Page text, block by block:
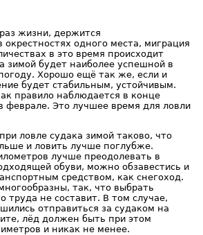
жизни, держится
одного места, миграция
в это время происходит
зимой будет наиболее успешной в
Хорошо ещё так же, если и
будет стабильным, устойчивым.
правило наблюдается в конце
феврале. Это лучшее время для ловли
ловле судака зимой таково, что
и ловить лучше поглубже.
лучше преодолевать в
обуви, можно обзавестись и
средством, как снегоход.
так, что выбрать
труда не составит. В том случае,
отправиться за судаком на
лёд должен быть при этом
и никак не менее.